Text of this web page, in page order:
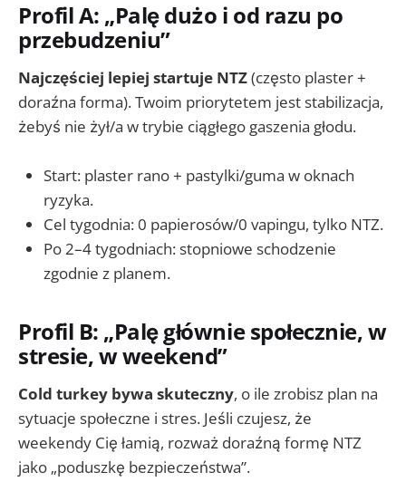
Profil A: „Palę dużo i od razu po
przebudzeniu”
Najczęściej lepiej startuje NTZ(często plaster +
doraźna forma). Twoim priorytetem jest stabilizacja,
żebyś nie żył/a w trybie ciągłego gaszenia głodu.
Start: plaster rano + pastylki/guma w oknach
ryzyka.
Cel tygodnia: 0 papierosów/0 vapingu, tylko NTZ.
Po 2–4 tygodniach: stopniowe schodzenie
zgodnie z planem.
Profil B: „Palę głównie społecznie, w
stresie, w weekend”
Cold turkey bywa skuteczny, o ile zrobisz plan na
sytuacje społeczne i stres. Jeśli czujesz, że
weekendy Cię łamią, rozważ doraźną formę NTZ
jako „poduszkę bezpieczeństwa”.